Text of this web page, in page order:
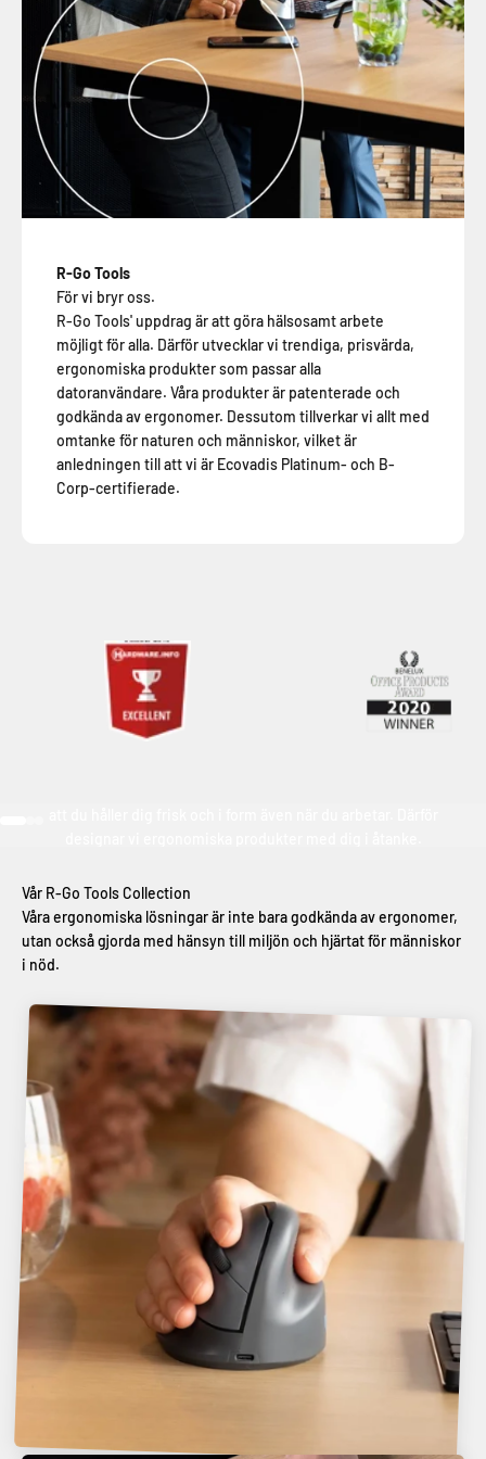
R-Go Tools
För vi bryr oss.
R-Go Tools' uppdrag är att göra hälsosamt arbete
möjligt för alla. Därför utvecklar vi trendiga, prisvärda,
ergonomiska produkter som passar alla
datoranvändare. Våra produkter är patenterade och
godkända av ergonomer. Dessutom tillverkar vi allt med
omtanke för naturen och människor, vilket är
anledningen till att vi är Ecovadis Platinum- och B-
Corp-certifierade.
Vår R-Go Tools Collection
Våra ergonomiska lösningar är inte bara godkända av ergonomer,
utan också gjorda med hänsyn till miljön och hjärtat för människor
i nöd.